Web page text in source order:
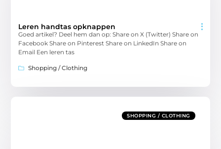
Leren handtas opknappen
Goed artikel? Deel hem dan op: Share on X (Twitter) Share on
Facebook Share on Pinterest Share on LinkedIn Share on
Email Een leren tas
Shopping / Clothing
SHOPPING / CLOTHING